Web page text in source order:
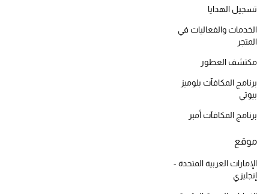
الصحة والعافية
الجمال في بلوميز
هدايا
دليل مستلزمات الجمال
تسجيل الهدايا
الخدمات والفعاليات في
المتجر
مكتشف العطور
برنامج المكافآت بلوميز
بيوتي
برنامج المكافآت أمبر
موقع
الإمارات العربية المتحدة -
إنجليزي